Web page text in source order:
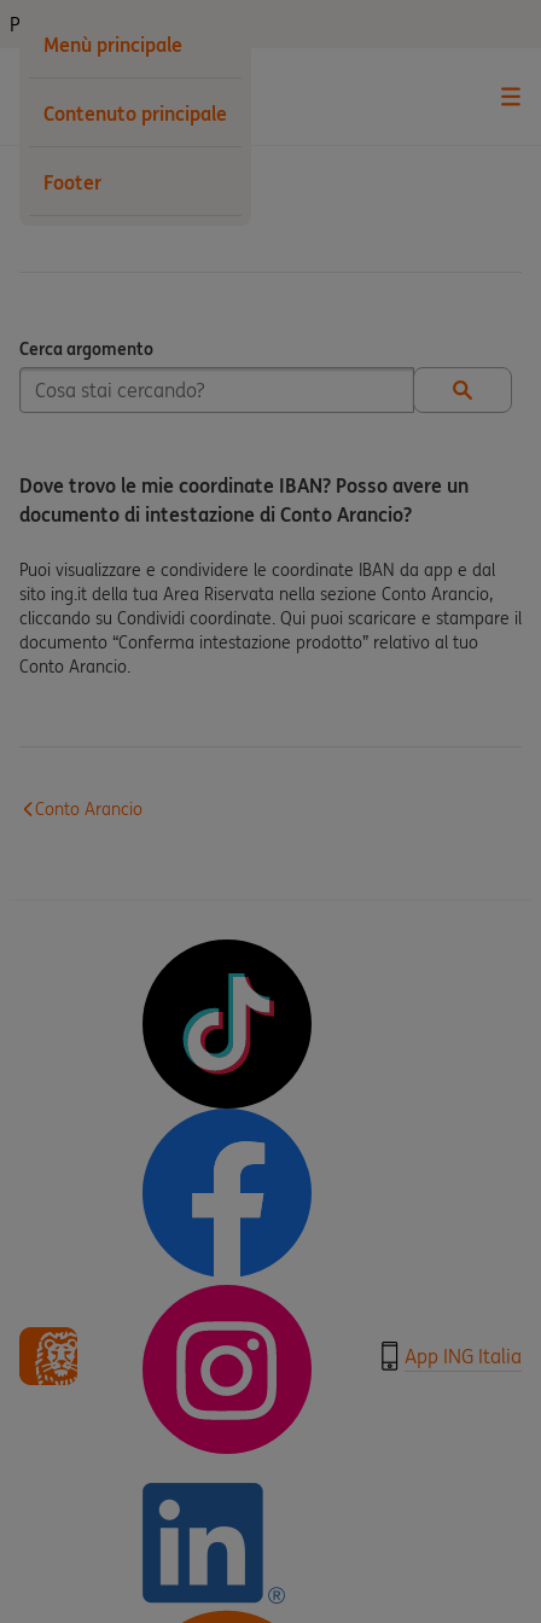
Menù principale
Contenuto principale
Footer
Privati
Cerca argomento
Cerca argomento
Dove trovo le mie coordinate IBAN? Posso avere un
documento di intestazione di Conto Arancio?
Puoi visualizzare e condividere le coordinate IBAN da app e dal
sito ing.it della tua Area Riservata nella sezione Conto Arancio,
cliccando su Condividi coordinate. Qui puoi scaricare e stampare il
documento “Conferma intestazione prodotto” relativo al tuo
Conto Arancio.
Conto Arancio
App ING Italia